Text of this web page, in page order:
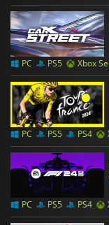
PC PS5 Xbox
PC PS5 PS4
PC PS5 PS4